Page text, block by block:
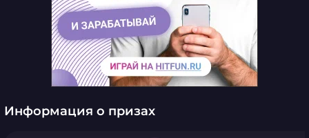
Информация о призах